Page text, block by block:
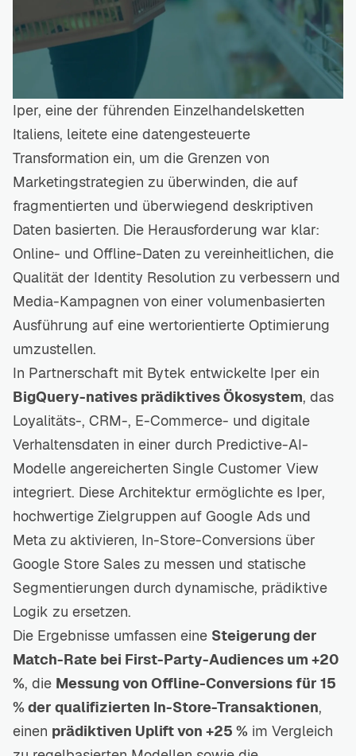
Iper, eine der führenden Einzelhandelsketten
Italiens, leitete eine datengesteuerte
Transformation ein, um die Grenzen von
Marketingstrategien zu überwinden, die auf
fragmentierten und überwiegend deskriptiven
Daten basierten. Die Herausforderung war klar:
Online- und Offline-Daten zu vereinheitlichen, die
Qualität der Identity Resolution zu verbessern und
Media-Kampagnen von einer volumenbasierten
Ausführung auf eine wertorientierte Optimierung
umzustellen.
In Partnerschaft mit Bytek entwickelte Iper ein
BigQuery-natives prädiktives Ökosystem, das
Loyalitäts-, CRM-, E-Commerce- und digitale
Verhaltensdaten in einer durch Predictive-AI-
Modelle angereicherten Single Customer View
integriert. Diese Architektur ermöglichte es Iper,
hochwertige Zielgruppen auf Google Ads und
Meta zu aktivieren, In-Store-Conversions über
Google Store Sales zu messen und statische
Segmentierungen durch dynamische, prädiktive
Logik zu ersetzen.
Die Ergebnisse umfassen eine Steigerung der
Match-Rate bei First-Party-Audiences um +20
%, die Messung von Offline-Conversions für 15
% der qualifizierten In-Store-Transaktionen,
einen prädiktiven Uplift von +25 % im Vergleich